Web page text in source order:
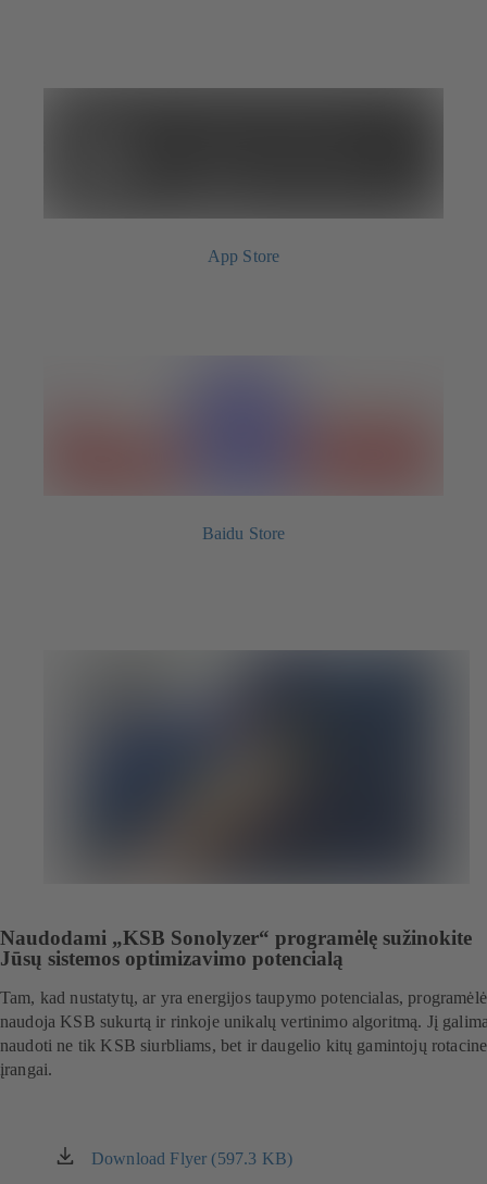
App Store
Baidu Store
Naudodami „KSB Sonolyzer“ programėlę sužinokite
Jūsų sistemos optimizavimo potencialą
Tam, kad nustatytų, ar yra energijos taupymo potencialas, programėlė
naudoja KSB sukurtą ir rinkoje unikalų vertinimo algoritmą. Jį
naudoti ne tik KSB siurbliams, bet ir daugelio kitų gamintojų
įrangai.
Download Flyer (597.3 KB)
(atsidaro